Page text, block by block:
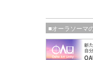
■オーラソーマ